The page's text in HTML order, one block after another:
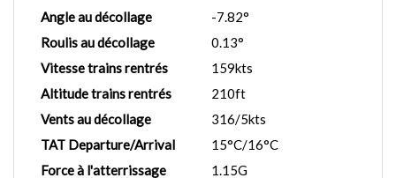
Angle au décollage
-7.82°
Roulis au décollage
0.13°
Vitesse trains rentrés
159kts
Altitude trains rentrés
210ft
Vents au décollage
316/5kts
TAT Departure/Arrival
15°C/16°C
Force à l'atterrissage
1.15G